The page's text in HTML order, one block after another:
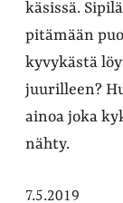
käsissä.
pitämään
kyvykästä
juurilleen?
ainoa joka
nähty.
7.5.2019